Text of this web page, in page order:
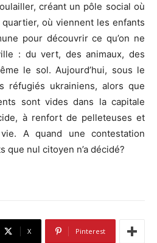
créant un pôle social où
où viennent les enfants
pour découvrir ce qu’on ne
: du vert, des animaux, des
le sol. Aujourd’hui, sous le
réfugiés ukrainiens, alors que
sont vides dans la capitale
à renfort de pelleteuses et
A quand une contestation
que nul citoyen n’a décidé?
X Pinterest